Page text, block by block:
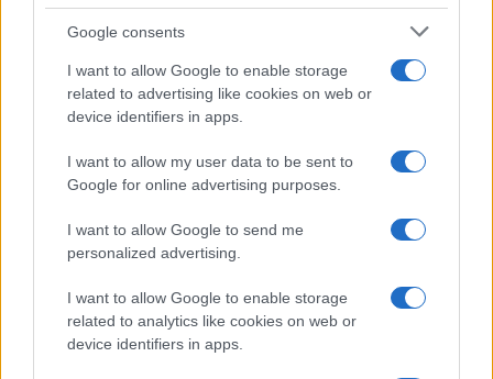
Google consents
I want to allow Google to enable storage
related to advertising like cookies on web or
device identifiers in apps.
I want to allow my user data to be sent to
Google for online advertising purposes.
I want to allow Google to send me
personalized advertising.
I want to allow Google to enable storage
related to analytics like cookies on web or
device identifiers in apps.
Continua a leggere
EDUCAZIONE E CRESCITA